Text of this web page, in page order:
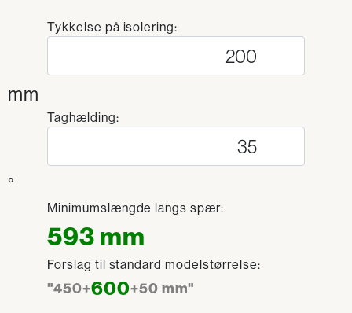
Tykkelse på isolering:
mm
Taghælding:
°
Minimumslængde langs spær:
593 mm
Forslag til standard modelstørrelse:
"450+600+50 mm"